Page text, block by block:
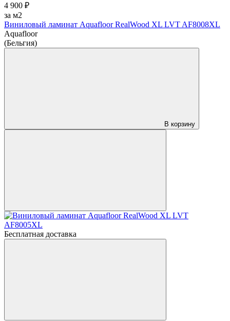
4 900 ₽
за м2
Виниловый ламинат Aquafloor RealWood XL LVT AF8008XL
Aquafloor
(Бельгия)
В корзину
Бесплатная доставка